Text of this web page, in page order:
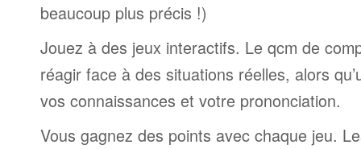
beaucoup plus précis !)
Jouez à des jeux interactifs. Le qcm de
réagir face à des situations réelles, alors
vos connaissances et votre prononciation.
Vous gagnez des points avec chaque jeu.